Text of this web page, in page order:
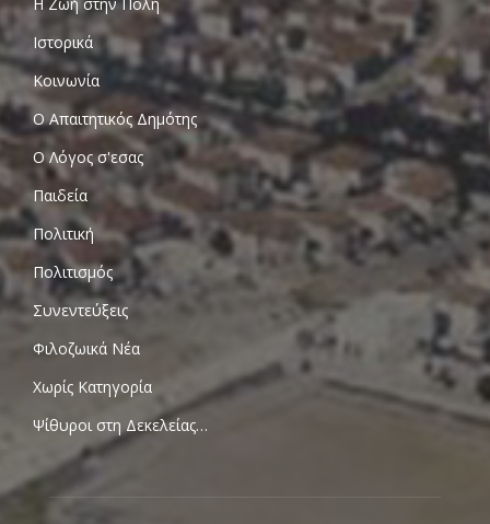
Ιστορικά
Κοινωνία
Ο Απαιτητικός Δημότης
Ο Λόγος σ'εσας
Παιδεία
Πολιτική
Πολιτισμός
Συνεντεύξεις
Φιλοζωικά Νέα
Χωρίς Κατηγορία
Ψίθυροι στη Δεκελείας…